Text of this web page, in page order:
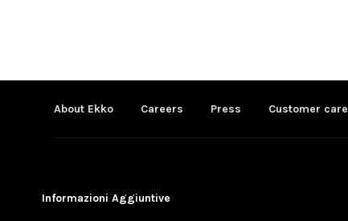
About Ekko Careers Press Customer care
Informazioni Aggiuntive